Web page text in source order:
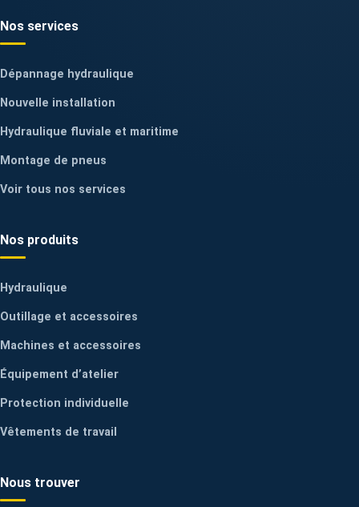
Nos services
Dépannage hydraulique
Nouvelle installation
Hydraulique fluviale et maritime
Montage de pneus
Voir tous nos services
Nos produits
Hydraulique
Outillage et accessoires
Machines et accessoires
Équipement d’atelier
Protection individuelle
Vêtements de travail
Nous trouver